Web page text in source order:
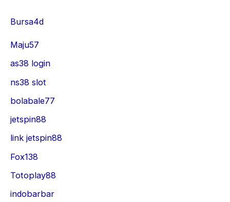
Bursa4d
Maju57
as38 login
ns38 slot
bolabale77
jetspin88
link jetspin88
Fox138
Totoplay88
indobarbar